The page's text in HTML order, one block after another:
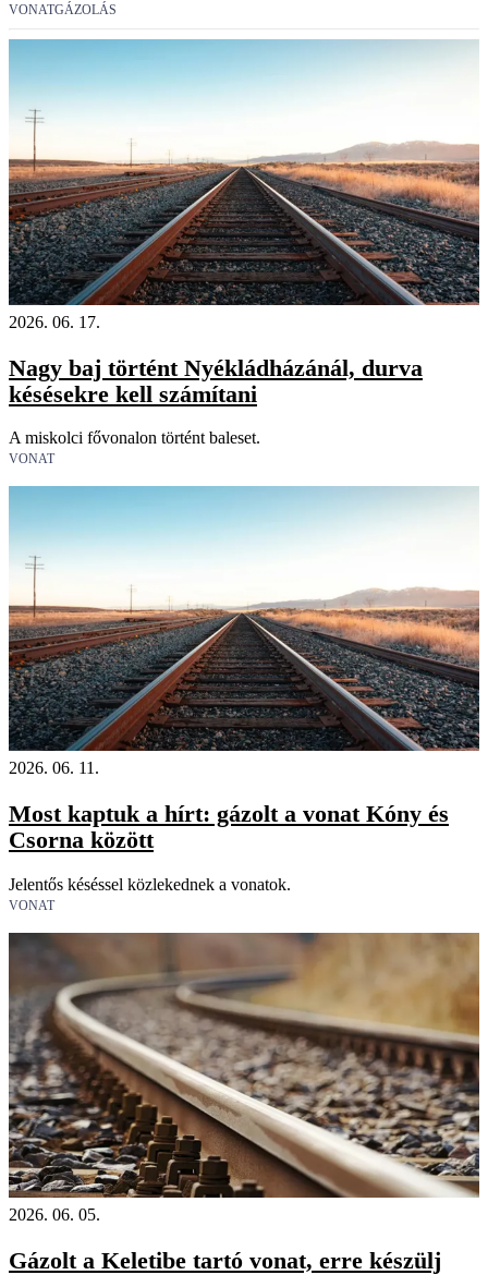
VONATGÁZOLÁS
2026. 06. 17.
Nagy baj történt Nyékládházánál, durva
késésekre kell számítani
A miskolci fővonalon történt baleset.
VONAT
2026. 06. 11.
Most kaptuk a hírt: gázolt a vonat Kóny és
Csorna között
Jelentős késéssel közlekednek a vonatok.
VONAT
2026. 06. 05.
Gázolt a Keletibe tartó vonat, erre készülj